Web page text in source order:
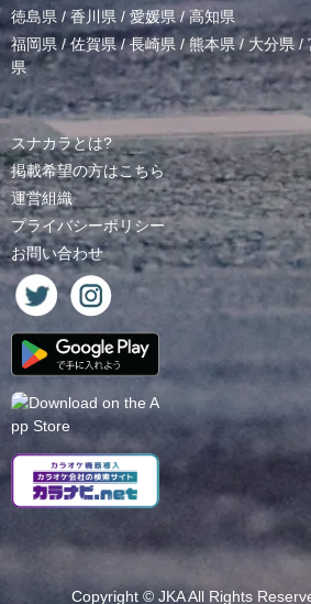
徳島県 /香川県 / 愛媛県/高知県
福岡県/佐賀県/長崎県 /熊本県/ 大分県/
県
スナカラとは?
掲載希望の方はこちら
運営組織
プライバシーポリシー
お問い合わせ
Copyright © JKAAll Rights